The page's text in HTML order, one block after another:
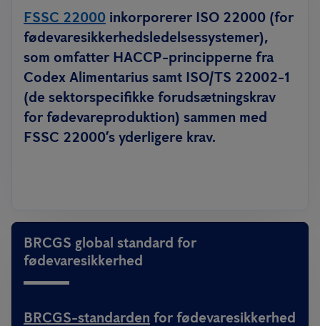
FSSC 22000 inkorporerer ISO 22000 (for
fødevaresikkerhedsledelsessystemer),
som omfatter HACCP-principperne fra
Codex Alimentarius samt ISO/TS 22002-1
(de sektorspecifikke forudsætningskrav
for fødevareproduktion) sammen med
FSSC 22000’s yderligere krav.
BRCGS global standard for
fødevaresikkerhed
BRCGS-standarden for fødevaresikkerhed